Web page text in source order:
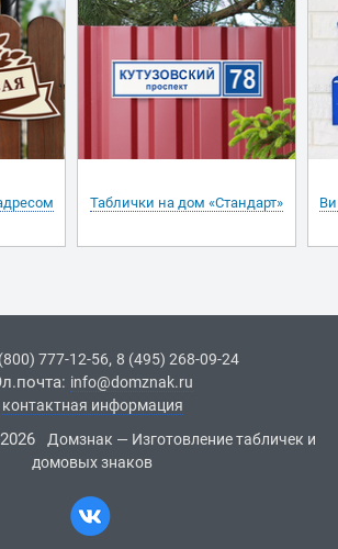
Таблички на дом «Стандарт»
777-12-56, 8 (495) 268-09-24
info@domznak.ru
контактная информация
Домзнак — Изготовление табличек и
домовых знаков